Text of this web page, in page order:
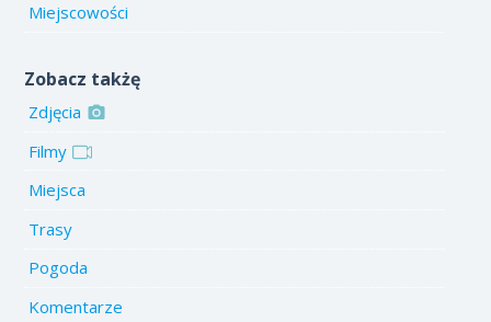
Miejscowości
Zobacz takżę
Zdjęcia
Filmy
Miejsca
Trasy
Pogoda
Komentarze